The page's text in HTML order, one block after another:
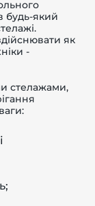
будь-який
як
-
стелажами,